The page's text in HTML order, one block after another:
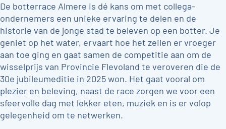
De botterrace Almere is dé kans om met collega-
ondernemers een unieke ervaring te delen en de
historie van de jonge stad te beleven op een botter. Je
geniet op het water, ervaart hoe het zeilen er vroeger
aan toe ging en gaat samen de competitie aan om de
wisselprijs van Provincie Flevoland te veroveren die de
30e jubileumeditie in 2025 won. Het gaat vooral om
plezier en beleving, naast de race zorgen we voor een
sfeervolle dag met lekker eten, muziek en is er volop
gelegenheid om te netwerken.